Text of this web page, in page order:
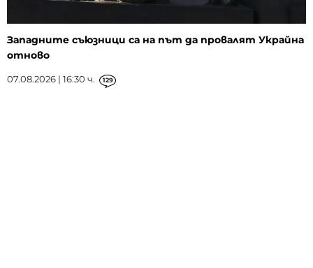
Западните съюзници са на път да провалят Украйна
отново
07.08.2026 | 16:30 ч. 129